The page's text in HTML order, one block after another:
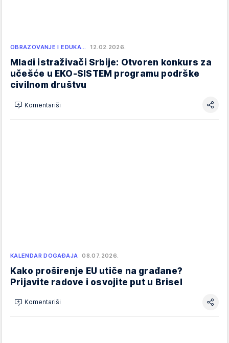
OBRAZOVANJE I EDUKA… 12.02.2026.
Mladi istraživači Srbije: Otvoren konkurs za
učešće u EKO-SISTEM programu podrške
civilnom društvu
Komentariši
KALENDAR DOGAĐAJA 08.07.2026.
Kako proširenje EU utiče na građane?
Prijavite radove i osvojite put u Brisel
Komentariši